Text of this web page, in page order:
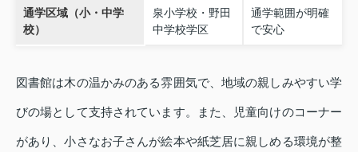
通学区域（小・中学
校）
泉小学校・野田
中学校学区
通学範囲が明確
で安心
図書館は木の温かみのある雰囲気で、地域の親しみやすい学
びの場として支持されています。また、児童向けのコーナー
があり、小さなお子さんが絵本や紙芝居に親しめる環境が整